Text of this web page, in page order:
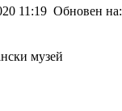
11:19 Обновен на:
музей